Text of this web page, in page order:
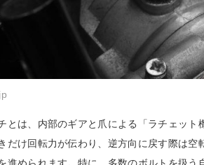
とは、内部のギアと爪による「ラチェッ
だけ回転力が伝わり、逆方向に戻す際は